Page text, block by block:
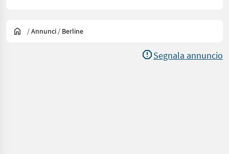
/Annunci / Berline
Segnala annuncio